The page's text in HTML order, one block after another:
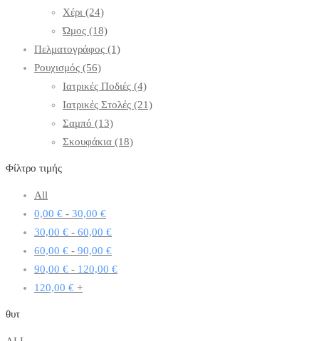
Χέρι (24)
Ώμος (18)
Πελματογράφος (1)
Ρουχισμός (56)
Ιατρικές Ποδιές (4)
Ιατρικές Στολές (21)
Σαμπό (13)
Σκουφάκια (18)
Φίλτρο τιμής
All
0,00 € - 30,00 €
30,00 € - 60,00 €
60,00 € - 90,00 €
90,00 € - 120,00 €
120,00 € +
θυτ